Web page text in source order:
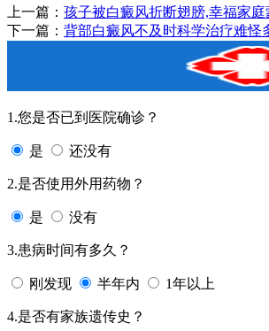
上一篇： 孩子被白癜风折断翅膀,幸福家
下一篇： 背部白癜风不及时科学治疗难怪
1.您是否已到医院确诊？
是 还没有
2.是否使用外用药物？
是 没有
3.患病时间有多久？
刚发现 半年内 1年以上
4.是否有家族遗传史？